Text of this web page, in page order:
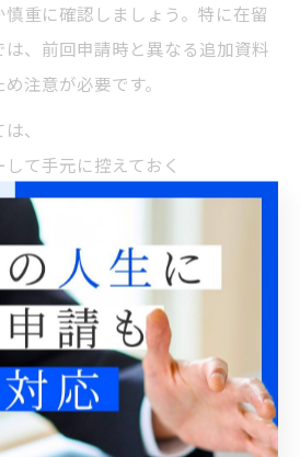
重に確認しましょう。特に在留
、前回申請時と異なる追加資料
注意が必要です。
、
て手元に控えておく
サイズ・有効期限を確認する
た場合は速やかに管理局へ連絡
際に書類不備で再訪を余儀なく
京 入国 管理局 予約」を再取得
事前の徹底チェックが不可欠で